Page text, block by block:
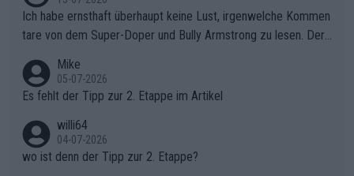
ollering die Initiative.Zu spätes Erwachen: Zu diesem Zeitpunkt
war das Loch zu Niewiadoma bereits zu groß, um es im Allein
en.Teurer Sekundenpoker: Die Quittung sind nun 15 Sekunden
Rückstand im Gesamtklassement – ein Polster, das Niewiado
gibt. Diese Etappe wird sicher als der psychologische Wendep
unkt dieser Tour in die Geschichte eingehen. Wenn man bei so
einem harten Aufstieg einmal den Moment verpasst und der K
Ich habe ernsthaft überhaupt keine Lust, irgenwelche Kommen
tare von dem Super-Doper und Bully Armstrong zu lesen. Der
r die gehört nicht in dieses Medium!
Mike
05-07-2026
Es fehlt der Tipp zur 2. Etappe im Artikel
willi64
04-07-2026
wo ist denn der Tipp zur 2. Etappe?